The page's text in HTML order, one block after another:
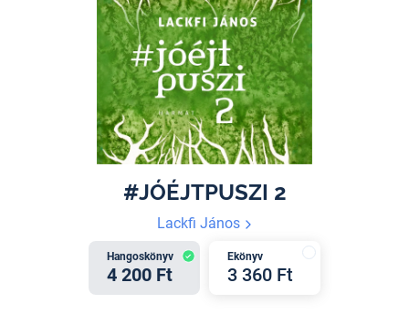
#JÓÉJTPUSZI 2
Lackfi János
Hangoskönyv
4 200 Ft
Ekönyv
3 360 Ft